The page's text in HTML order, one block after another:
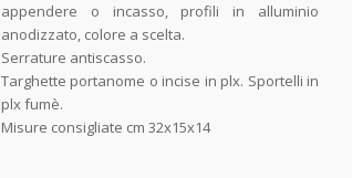
appendere o incasso, profili in alluminio
anodizzato, colore a scelta.
Serrature antiscasso.
Targhette portanome o incise in plx. Sportelli in
plx fumè.
Misure consigliate cm 32x15x14